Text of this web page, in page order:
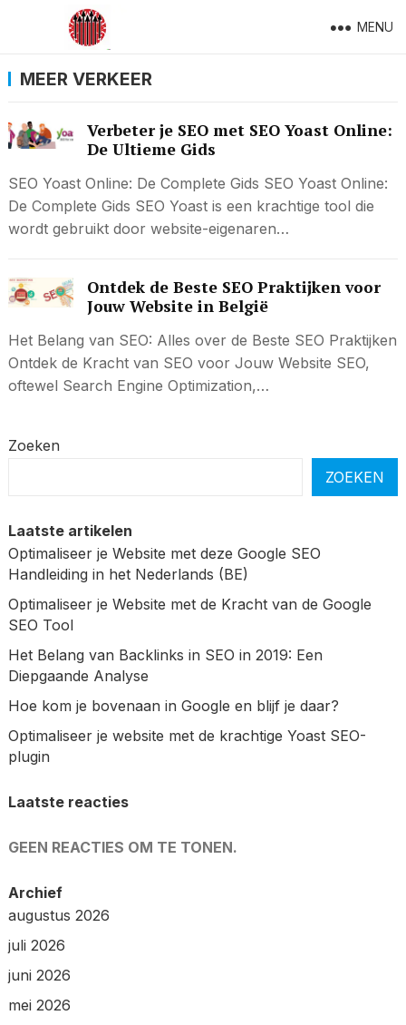
MENU
MEER VERKEER
Verbeter je SEO met SEO Yoast Online:
De Ultieme Gids
SEO Yoast Online: De Complete Gids SEO Yoast Online:
De Complete Gids SEO Yoast is een krachtige tool die
wordt gebruikt door website-eigenaren…
Ontdek de Beste SEO Praktijken voor
Jouw Website in België
Het Belang van SEO: Alles over de Beste SEO Praktijken
Ontdek de Kracht van SEO voor Jouw Website SEO,
oftewel Search Engine Optimization,…
Zoeken
ZOEKEN
Laatste artikelen
Optimaliseer je Website met deze Google SEO
Handleiding in het Nederlands (BE)
Optimaliseer je Website met de Kracht van de Google
SEO Tool
Het Belang van Backlinks in SEO in 2019: Een
Diepgaande Analyse
Hoe kom je bovenaan in Google en blijf je daar?
Optimaliseer je website met de krachtige Yoast SEO-
plugin
Laatste reacties
GEEN REACTIES OM TE TONEN.
Archief
augustus 2026
juli 2026
juni 2026
mei 2026